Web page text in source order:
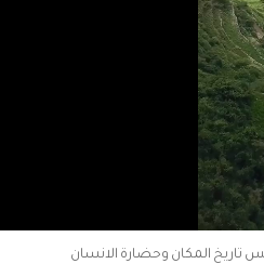
تاريخ المكان وحضارة الانسان